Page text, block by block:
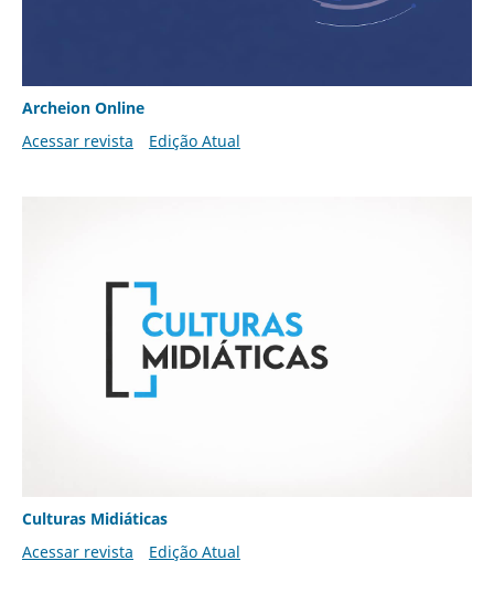
Archeion Online
Acessar revista
Edição Atual
Culturas Midiáticas
Acessar revista
Edição Atual